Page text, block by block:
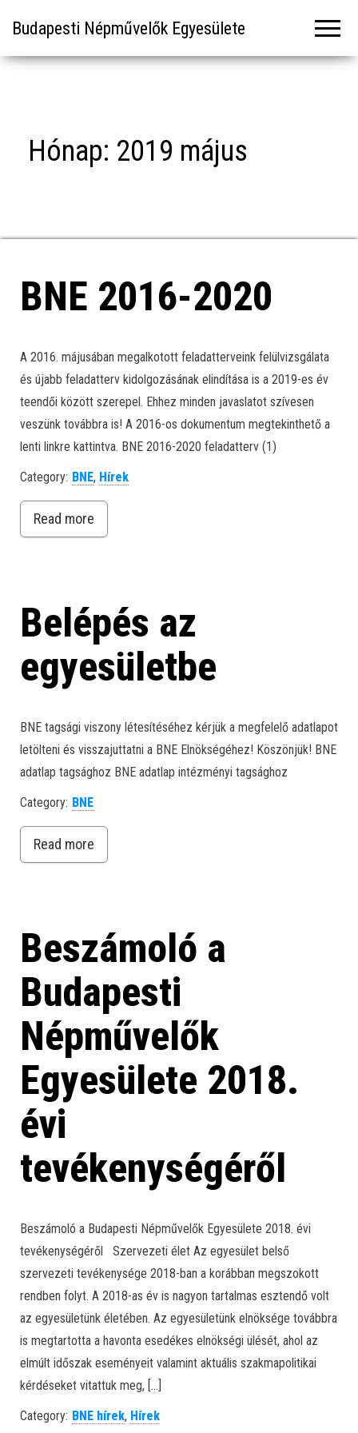
Budapesti Népművelők Egyesülete
Hónap: 2019 május
BNE 2016-2020
A 2016. májusában megalkotott feladatterveink felülvizsgálata
és újabb feladatterv kidolgozásának elindítása is a 2019-es év
teendői között szerepel. Ehhez minden javaslatot szívesen
veszünk továbbra is! A 2016-os dokumentum megtekinthető a
lenti linkre kattintva. BNE 2016-2020 feladatterv (1)
Category: BNE, Hírek
Read more
Belépés az
egyesületbe
BNE tagsági viszony létesítéséhez kérjük a megfelelő adatlapot
letölteni és visszajuttatni a BNE Elnökségéhez! Köszönjük! BNE
adatlap tagsághoz BNE adatlap intézményi tagsághoz
Category: BNE
Read more
Beszámoló a
Budapesti
Népművelők
Egyesülete 2018.
évi
tevékenységéről
Beszámoló a Budapesti Népművelők Egyesülete 2018. évi
tevékenységéről Szervezeti élet Az egyesület belső
szervezeti tevékenysége 2018-ban a korábban megszokott
rendben folyt. A 2018-as év is nagyon tartalmas esztendő volt
az egyesületünk életében. Az egyesületünk elnöksége továbbra
is megtartotta a havonta esedékes elnökségi ülését, ahol az
elmúlt időszak eseményeit valamint aktuális szakmapolitikai
kérdéseket vitattuk meg, […]
Category: BNE hírek, Hírek